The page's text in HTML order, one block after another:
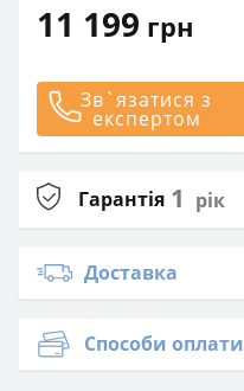
11 199 грн
Зв`язатися з
експертом
Гарантія 1 рік
Доставка
Способи оплати